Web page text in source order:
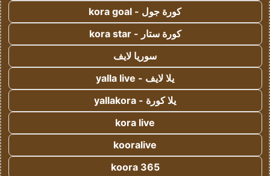
كورة جول - kora goal
كورة ستار - kora star
سوريا لايف
يلا لايف - yalla live
يلا كورة - yallakora
kora live
kooralive
koora 365